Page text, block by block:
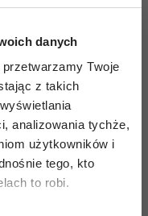
danych
przetwarzamy Twoje
z takich
analizowania tychże,
użytkowników i
tego, kto
to robi.
w
mówi nam o
Jezioro
względem
Jeziorze